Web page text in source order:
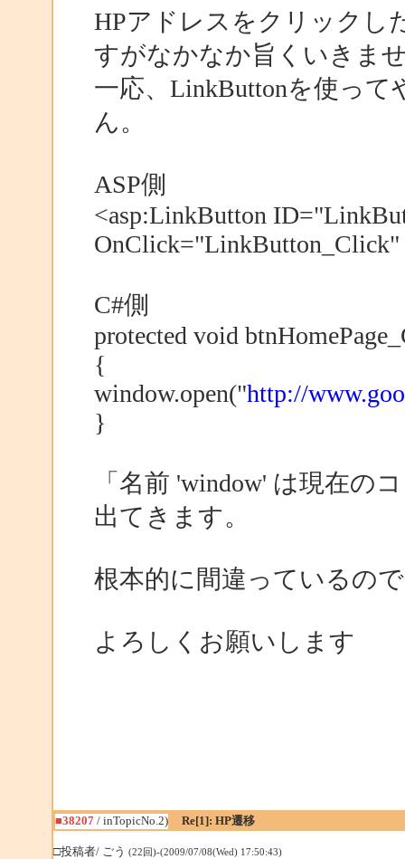
HPアドレスをクリックし
すがなかなか旨くいきま
一応、LinkButtonを使っ
ん。
ASP側
<asp:LinkButton
C#側
protected void
{
window.open("http://
}
「名前 'window' は現在の
出てきます。
根本的に間違っているの
よろしくお願いします
■38207/ inTopicNo.2) Re[1]: HP遷移
□投稿者/ ごう (22回)-(2009/07/08(Wed) 17:50:43)